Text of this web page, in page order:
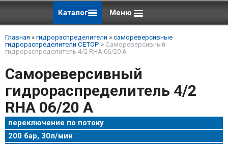
Каталог Меню
Главная » гидрораспределители » самореверсивные
гидрораспределители CETOP » Самореверсивный
гидрораспределитель 4/2 RHA 06/20 A
Самореверсивный
гидрораспределитель 4/2
RHA 06/20 A
переключение по потоку
200 бар, 30л/мин